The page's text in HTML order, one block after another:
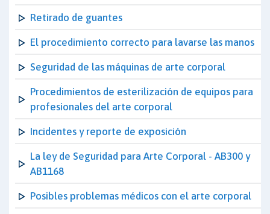
Retirado de guantes
El procedimiento correcto para lavarse las manos
Seguridad de las máquinas de arte corporal
Procedimientos de esterilización de equipos para
profesionales del arte corporal
Incidentes y reporte de exposición
La ley de Seguridad para Arte Corporal - AB300 y
AB1168
Posibles problemas médicos con el arte corporal